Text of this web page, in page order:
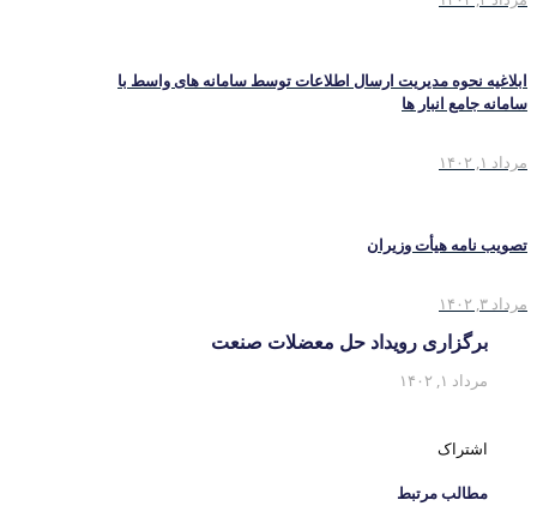
ابلاغیه نحوه مدیریت ارسال اطلاعات توسط سامانه های واسط با
سامانه جامع انبار ها
مرداد ۱, ۱۴۰۲
تصویب نامه هیأت وزیران
مرداد ۳, ۱۴۰۲
برگزاری رویداد حل معضلات صنعت
مرداد ۱, ۱۴۰۲
اشتراک
مطالب مرتبط